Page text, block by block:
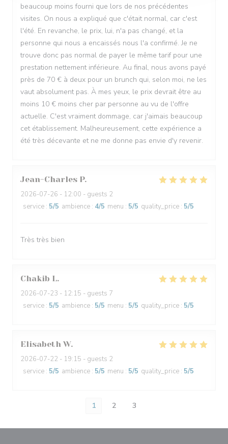
beaucoup moins fourni que lors de nos précédentes
visites. On nous a expliqué que c'était normal, car c'est
l'été. En revanche, le prix, lui, n'a pas changé, et la
personne qui nous a encaissés nous l'a confirmé. Je ne
trouve donc pas normal de payer le même tarif pour une
prestation nettement inférieure. Au final, nous avons payé
près de 70 € à deux pour un brunch qui, selon moi, ne les
vaut absolument pas. À mes yeux, le prix devrait être au
moins 10 € moins cher par personne au vu de l'offre
actuelle. C'est vraiment dommage, car j'aimais beaucoup
cet établissement. Malheureusement, cette expérience a
été très décevante et ne me donne pas envie d'y revenir.
Jean-Charles P
2026-07-26 - 12:00 - guests 2
service : 5/5 ambience : 4/5 menu : 5/5 quality_price : 5/5
Très très bien
Chakib L
2026-07-23 - 12:15 - guests 7
service : 5/5 ambience : 5/5 menu : 5/5 quality_price : 5/5
Elisabeth W
2026-07-22 - 19:15 - guests 2
service : 5/5 ambience : 5/5 menu : 5/5 quality_price : 5/5
1 2 3